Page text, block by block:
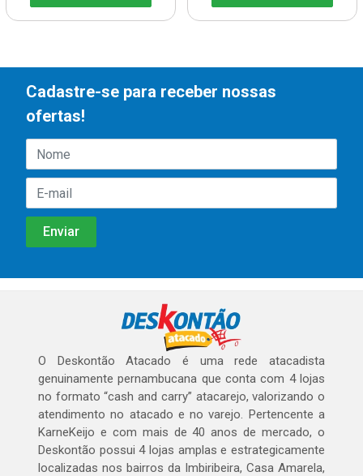
Cadastre-se para receber nossas
ofertas!
O Deskontão Atacado é uma rede atacadista
genuinamente pernambucana que conta com 4 lojas
no formato “cash and carry” atacarejo, valorizando o
atendimento no atacado e no varejo. Pertencente a
KarneKeijo e com mais de 40 anos de mercado, o
Deskontão possui 4 lojas amplas e estrategicamente
localizadas nos bairros da Imbiribeira, Casa Amarela,